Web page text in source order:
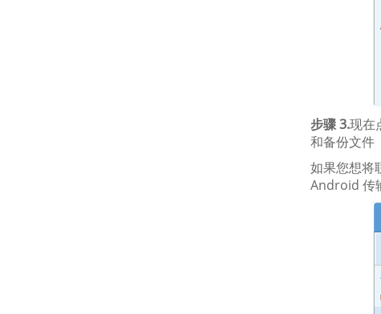
步骤 3.现在
和备份文件
如果您想将
Android 传